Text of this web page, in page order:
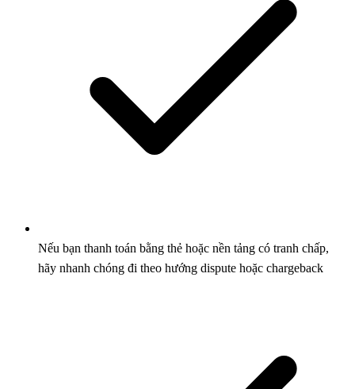
Nếu bạn thanh toán bằng thẻ hoặc nền tảng có tranh chấp,
hãy nhanh chóng đi theo hướng dispute hoặc chargeback